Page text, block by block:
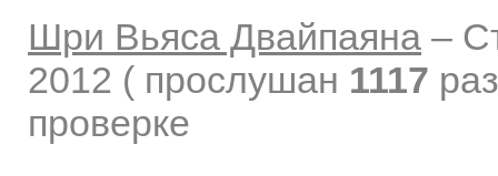
Шри Вьяса Двайпаяна –
2012 ( прослушан 1117
проверке